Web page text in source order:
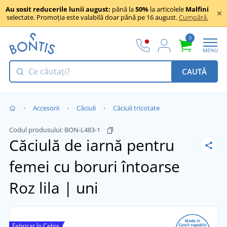
Au sosit reducerile lunii august: până la50% la articolele Malfini
selectate. Promoția este valabilă doar până pe 16 august.Cumpără.
0
MENU
CAUTĂ
Accesorii Căciuli Căciuli tricotate
Codul produsului: BON-L483-1
Căciulă de iarnă pentru
femei cu boruri întoarse
Roz lila | uni